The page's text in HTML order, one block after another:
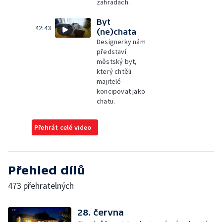
42:43
Byt
(ne)chata
Designerky nám
představí
městský byt,
který chtěli
majitelé
koncipovat jako
chatu.
Přehrát celé video
Přehled dílů
473 přehratelných
28. června